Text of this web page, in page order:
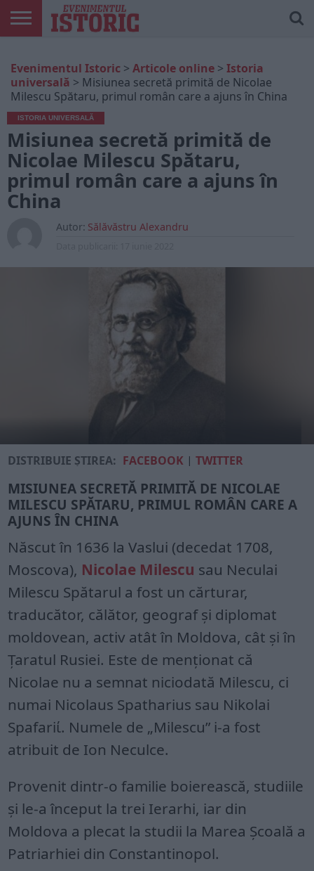
ONLINE
EDIȚII
TIPĂRITE
ISTORIC
PLAY
CONTUL
MEU
Evenimentul Istoric > Articole online > Istoria
universală > Misiunea secretă primită de Nicolae
Milescu Spătaru, primul român care a ajuns în China
ISTORIA UNIVERSALĂ
Misiunea secretă primită de
Nicolae Milescu Spătaru,
primul român care a ajuns în
China
Autor: Sălăvăstru Alexandru
DISTRIBUIE ȘTIREA: FACEBOOK |TWITTER
MISIUNEA SECRETĂ PRIMITĂ DE NICOLAE
MILESCU SPĂTARU, PRIMUL ROMÂN CARE A
AJUNS ÎN CHINA
Născut în 1636 la Vaslui (decedat 1708,
Moscova), Nicolae Milescu sau Neculai
Milescu Spătarul a fost un cărturar,
traducător, călător, geograf și diplomat
moldovean, activ atât în Moldova, cât și în
Țaratul Rusiei. Este de menționat că
Nicolae nu a semnat niciodată Milescu, ci
numai Nicolaus Spatharius sau Nikolai
Spafariί. Numele de „Milescu” i-a fost
atribuit de Ion Neculce.
Provenit dintr-o familie boierească, studiile
și le-a început la trei Ierarhi, iar din
Moldova a plecat la studii la Marea Școală a
Patriarhiei din Constantinopol.